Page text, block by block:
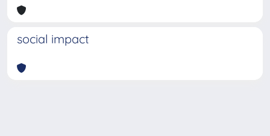
social impact